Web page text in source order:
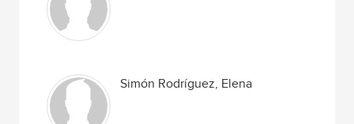
Simón Rodríguez, Elena